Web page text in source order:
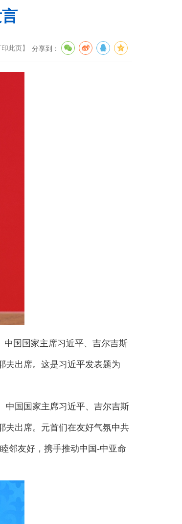
印此页】 分享到：
国国家主席习近平、吉尔吉斯
夫出席。这是习近平发表题为
国国家主席习近平、吉尔吉斯
夫出席。元首们在友好气氛中共
邻友好，携手推动中国-中亚命